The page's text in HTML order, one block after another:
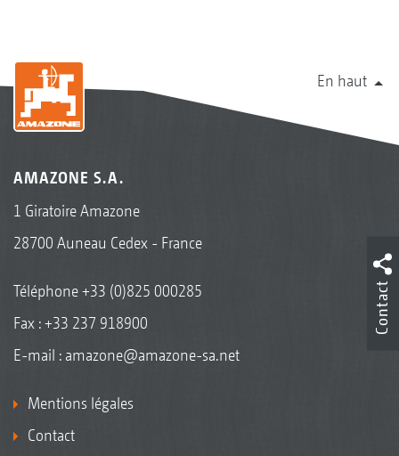
En haut
AMAZONE S.A.
1 Giratoire Amazone
28700 Auneau Cedex - France
Téléphone+33 (0)825 000285
Fax : +33 237 918900
E-mail : amazone@amazone-sa.net
Mentions légales
Contact
Contact